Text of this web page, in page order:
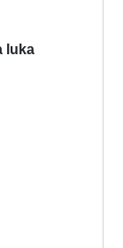
luka